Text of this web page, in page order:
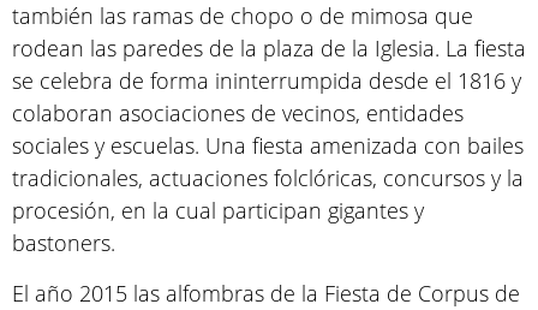
también las ramas de chopo o de mimosa que
rodean las paredes de la plaza de la Iglesia. La fiesta
se celebra de forma ininterrumpida desde el 1816 y
colaboran asociaciones de vecinos, entidades
sociales y escuelas. Una fiesta amenizada con bailes
tradicionales, actuaciones folclóricas, concursos y la
procesión, en la cual participan gigantes y
bastoners.
El año 2015 las alfombras de la Fiesta de Corpus de